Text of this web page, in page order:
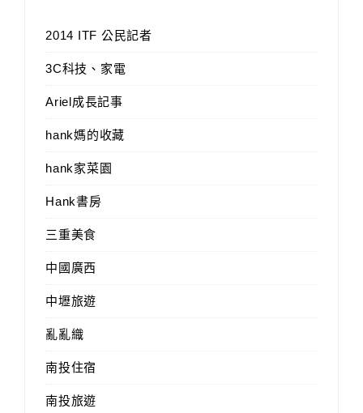
2014 ITF 公民記者
3C科技、家電
Ariel成長記事
hank媽的收藏
hank家菜園
Hank書房
三重美食
中國廣西
中壢旅遊
亂亂織
南投住宿
南投旅遊